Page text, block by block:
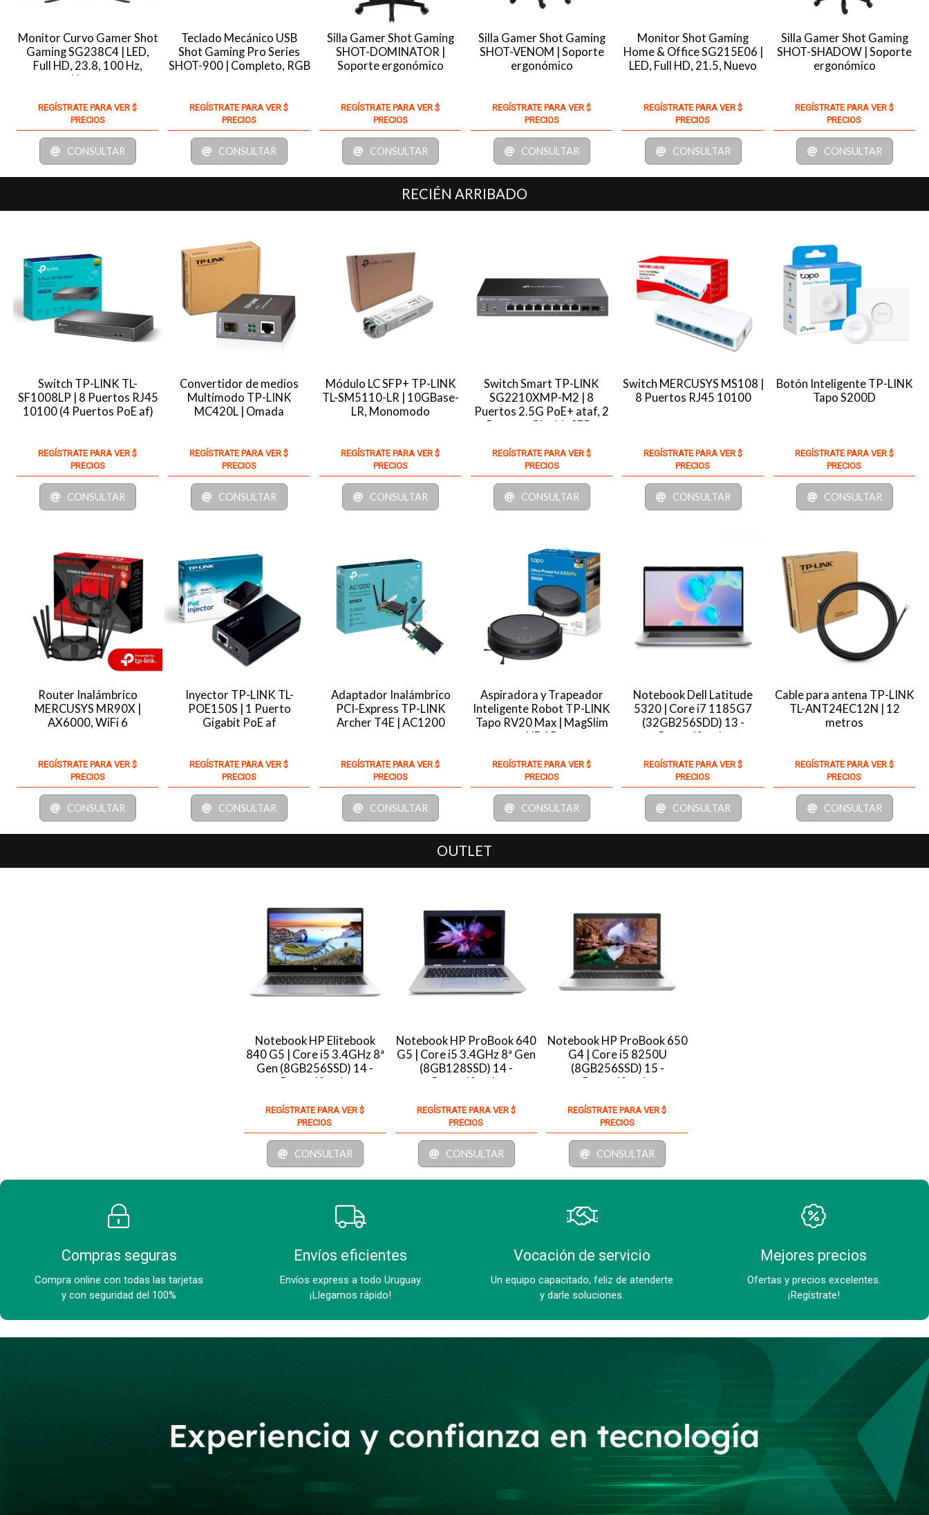
Monitor Curvo Gamer Shot
Gaming SG238C4 | LED,
Full HD, 23.8, 100 Hz,
Nuevo
REGÍSTRATE PARA VER $
PRECIOS
CONSULTAR
Teclado Mecánico USB
Shot Gaming Pro Series
SHOT-900 | Completo, RGB
REGÍSTRATE PARA VER $
PRECIOS
CONSULTAR
Silla Gamer Shot Gaming
SHOT-DOMINATOR |
Soporte ergonómico
REGÍSTRATE PARA VER $
PRECIOS
CONSULTAR
Silla Gamer Shot Gaming
SHOT-VENOM | Soporte
ergonómico
REGÍSTRATE PARA VER $
PRECIOS
CONSULTAR
Monitor Shot Gaming
Home & Office SG215E06 |
LED, Full HD, 21.5, Nuevo
REGÍSTRATE PARA VER $
PRECIOS
CONSULTAR
Silla Gamer Shot Gaming
SHOT-SHADOW | Soporte
ergonómico
REGÍSTRATE PARA VER $
PRECIOS
CONSULTAR
RECIÉN ARRIBADO
Switch TP-LINK TL-
SF1008LP | 8 Puertos RJ45
10100 (4 Puertos PoE af)
REGÍSTRATE PARA VER $
PRECIOS
CONSULTAR
Convertidor de medios
Multimodo TP-LINK
MC420L | Omada
REGÍSTRATE PARA VER $
PRECIOS
CONSULTAR
Módulo LC SFP+ TP-LINK
TL-SM5110-LR | 10GBase-
LR, Monomodo
REGÍSTRATE PARA VER $
PRECIOS
CONSULTAR
Switch Smart TP-LINK
SG2210XMP-M2 | 8
Puertos 2.5G PoE+ ataf, 2
Ranuras Gigabit SFP+
REGÍSTRATE PARA VER $
PRECIOS
CONSULTAR
Switch MERCUSYS MS108 |
8 Puertos RJ45 10100
REGÍSTRATE PARA VER $
PRECIOS
CONSULTAR
Botón Inteligente TP-LINK
Tapo S200D
REGÍSTRATE PARA VER $
PRECIOS
CONSULTAR
Router Inalámbrico
MERCUSYS MR90X |
AX6000, WiFi 6
REGÍSTRATE PARA VER $
PRECIOS
CONSULTAR
Inyector TP-LINK TL-
POE150S | 1 Puerto
Gigabit PoE af
REGÍSTRATE PARA VER $
PRECIOS
CONSULTAR
Adaptador Inalámbrico
PCI-Express TP-LINK
Archer T4E | AC1200
REGÍSTRATE PARA VER $
PRECIOS
CONSULTAR
Aspiradora y Trapeador
Inteligente Robot TP-LINK
Tapo RV20 Max | MagSlim
LiDAR
REGÍSTRATE PARA VER $
PRECIOS
CONSULTAR
Notebook Dell Latitude
5320 | Core i7 1185G7
(32GB256SDD) 13 -
Recertificado
REGÍSTRATE PARA VER $
PRECIOS
CONSULTAR
Cable para antena TP-LINK
TL-ANT24EC12N | 12
metros
REGÍSTRATE PARA VER $
PRECIOS
CONSULTAR
OUTLET
Notebook HP Elitebook
840 G5 | Core i5 3.4GHz 8ª
Gen (8GB256SSD) 14 -
Recertificado
REGÍSTRATE PARA VER $
PRECIOS
CONSULTAR
Notebook HP ProBook 640
G5 | Core i5 3.4GHz 8ª Gen
(8GB128SSD) 14 -
Recertificado
REGÍSTRATE PARA VER $
PRECIOS
CONSULTAR
Notebook HP ProBook 650
G4 | Core i5 8250U
(8GB256SSD) 15 -
Recertificado
REGÍSTRATE PARA VER $
PRECIOS
CONSULTAR
Compras seguras
Compra online con todas las tarjetas
y con seguridad del 100%
Envíos eficientes
Envíos express a todo Uruguay.
¡Llegamos rápido!
Vocación de servicio
Un equipo capacitado, feliz de atenderte
y darle soluciones.
Mejores precios
Ofertas y precios excelentes.
¡Regístrate!